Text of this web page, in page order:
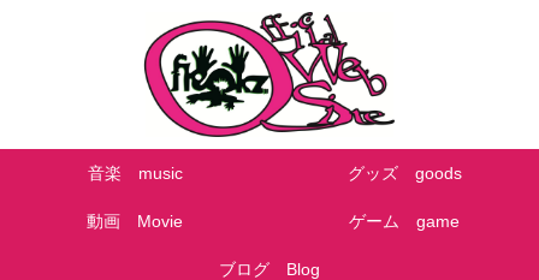
音楽 music グッズ goods
動画 Movie ゲーム game
ブログ Blog